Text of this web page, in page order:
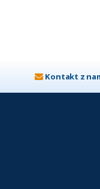
Kontakt z